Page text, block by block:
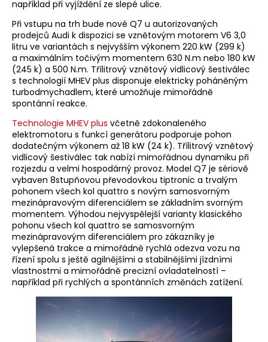
například při vyjíždění ze slepé ulice.
Při vstupu na trh bude nové Q7 u autorizovaných
prodejců Audi k dispozici se vznětovým motorem V6 3,0
litru ve variantách s nejvyšším výkonem 220 kW (299 k)
a maximálním točivým momentem 630 N.m nebo 180 kW
(245 k) a 500 N.m. Třílitrový vznětový vidlicový šestiválec
s technologií MHEV plus disponuje elektricky poháněným
turbodmychadlem, které umožňuje mimořádně
spontánní reakce.
Technologie MHEV plus včetně zdokonaleného
elektromotoru s funkcí generátoru podporuje pohon
dodatečným výkonem až 18 kW (24 k). Třílitrový vznětový
vidlicový šestiválec tak nabízí mimořádnou dynamiku při
rozjezdu a velmi hospodárný provoz. Model Q7 je sériově
vybaven 8stupňovou převodovkou tiptronic a trvalým
pohonem všech kol quattro s novým samosvorným
mezinápravovým diferenciálem se základním svorným
momentem. Výhodou nejvyspělejší varianty klasického
pohonu všech kol quattro se samosvorným
mezinápravovým diferenciálem pro zákazníky je
vylepšená trakce a mimořádně rychlá odezva vozu na
řízení spolu s ještě agilnějšími a stabilnějšími jízdními
vlastnostmi a mimořádně precizní ovladatelností –
například při rychlých a spontánních změnách zatížení.